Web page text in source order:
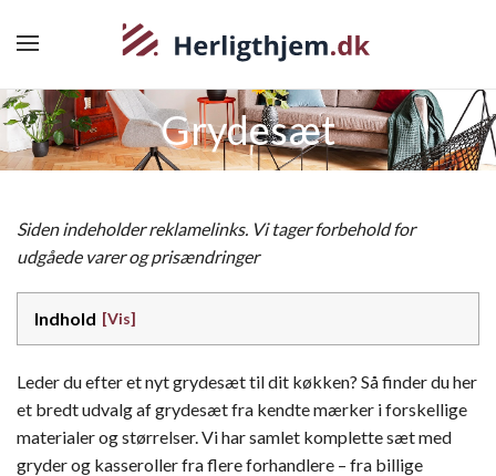
Grydesæt
Siden indeholder reklamelinks. Vi tager forbehold for
udgåede varer og prisændringer
Indhold
Leder du efter et nyt grydesæt til dit køkken? Så finder du her
et bredt udvalg af grydesæt fra kendte mærker i forskellige
materialer og størrelser. Vi har samlet komplette sæt med
gryder og kasseroller fra flere forhandlere – fra billige